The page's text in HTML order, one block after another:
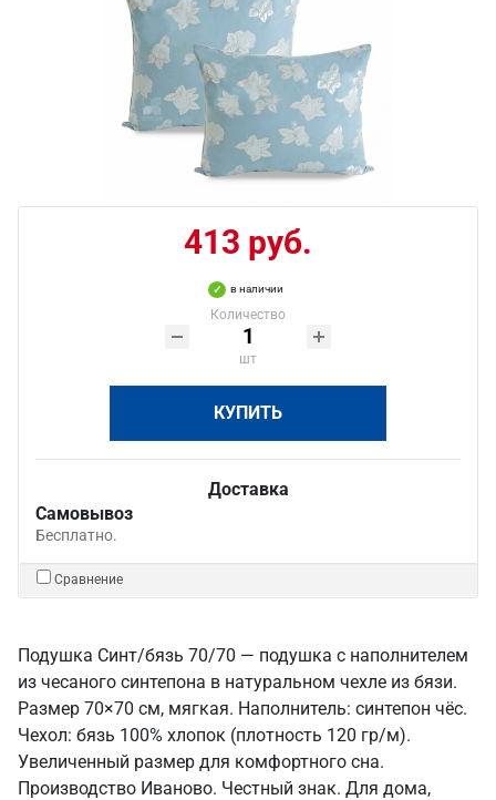
413 руб.
в наличии
Количество
шт
КУПИТЬ
Доставка
Самовывоз
Бесплатно.
Сравнение
Подушка Синт/бязь 70/70 — подушка с наполнителем
из чесаного синтепона в натуральном чехле из бязи.
Размер 70×70 см, мягкая. Наполнитель: синтепон чёс.
Чехол: бязь 100% хлопок (плотность 120 гр/м).
Увеличенный размер для комфортного сна.
Производство Иваново. Честный знак. Для дома,